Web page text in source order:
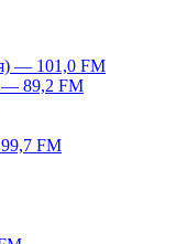
— 101,0 FM
— 89,2 FM
FM